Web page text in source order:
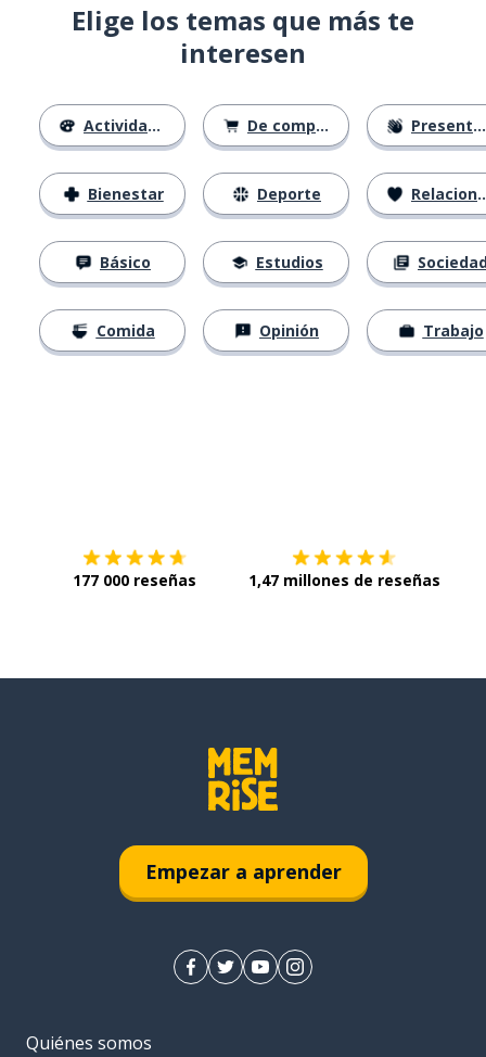
Elige los temas que más te
interesen
Actividades
Bienestar
Básico
Comida
De compras
Deporte
Estudios
Opinión
Presentación
Relaciones
Trabajo
177 000 reseñas 1,47 millones de reseñas
Empezar a aprender
Quiénes somos